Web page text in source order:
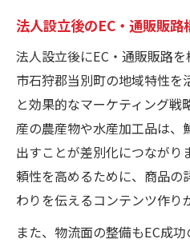
法人設立後のEC・通販販路
法人設立後にEC・通販販路
市石狩郡当別町の地域特性
と効果的なマーケティング戦
産の農産物や水産加工品は、
出すことが差別化につながり
頼性を高めるために、商品の
わりを伝えるコンテンツ作り
また、物流面の整備もEC成